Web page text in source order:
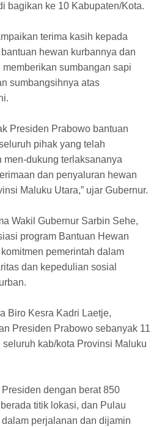
bagikan ke 10 Kabupaten/Kota.
terima kasih kepada
hewan kurbannya dan
sumbangan sapi
sumbangsihnya atas
Presiden Prabowo bantuan
pihak yang telah
men-dukung terlaksananya
dan penyaluran hewan
Maluku Utara,” ujar Gubernur.
Wakil Gubernur Sarbin Sehe,
program Bantuan Hewan
pemerintah dalam
dan kepedulian sosial
Biro Kesra Kadri Laetje,
Presiden Prabowo sebanyak 11
kab/kota Provinsi Maluku
dengan berat 850
titik lokasi, dan Pulau
perjalanan dan dijamin